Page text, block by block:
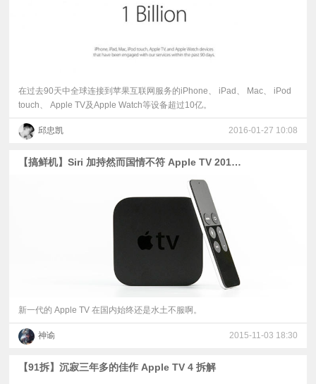
在过去90天中全球连接到苹果互联网服务的iPhone、 iPad、 Mac、 iPod
touch、 Apple TV及Apple Watch等设备超过10亿。
邱忠凯 2016-01-27 10:08
【搞鲜机】Siri 加持然而国情不符 Apple TV 2015 版上手视频
新一代的 Apple TV 在国内始终还是水土不服啊。
神谕 2015-11-03 18:30
【91拆】沉寂三年多的佳作 Apple TV 4 拆解